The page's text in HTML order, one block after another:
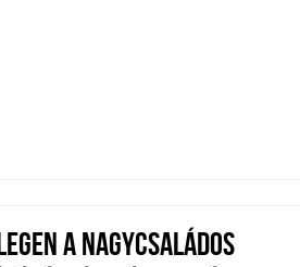
A NAGYCSALÁDOS